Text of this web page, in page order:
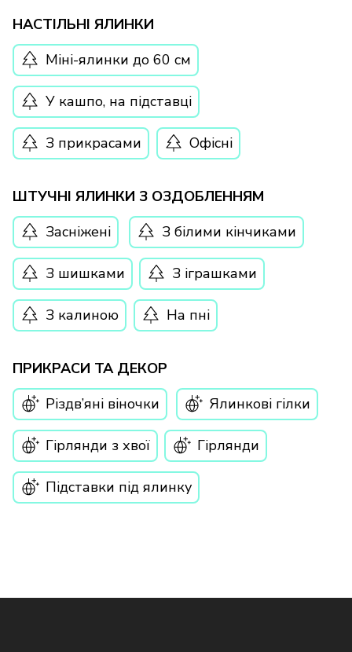
Офісні
З іграшками
Гірлянди
З калиною
Підставки під ялинку
На пні
З прикрасами
З шишками
Гірлянди з хвої
У кашпо, на підставці
З білими кінчиками
Ялинкові гілки
Міні-ялинки до 60 см
Засніжені
Різдв’яні віночки
НАСТІЛЬНІ ЯЛИНКИ
ШТУЧНІ ЯЛИНКИ З ОЗДОБЛЕННЯМ
ПРИКРАСИ ТА ДЕКОР